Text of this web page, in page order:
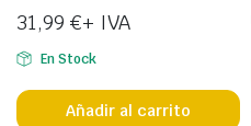
31,99 €+ IVA
En Stock
Añadir al carrito